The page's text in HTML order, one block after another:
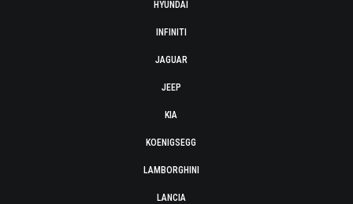
HYUNDAI
INFINITI
JAGUAR
JEEP
KIA
KOENIGSEGG
LAMBORGHINI
LANCIA